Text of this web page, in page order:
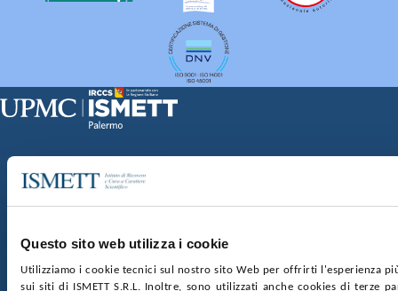
Questo sito web utilizza i cookie
Utilizziamo i cookie tecnici sul nostro sito Web per offrirti l'esperienza
sui siti di ISMETT S.R.L. Inoltre, sono utilizzati anche cookies di terze
Via Discesa dei Giudici 4 90133 Palermo
nr. REA PA-201818 P.I. 04544550827